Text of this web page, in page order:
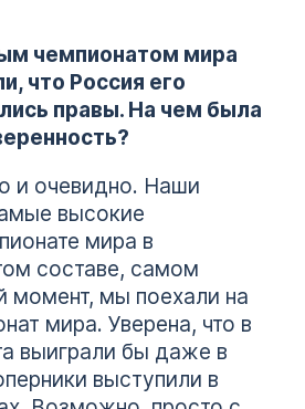
чемпионатом мира
что Россия его
правы. На чем была
и очевидно. Наши
высокие
мира в
составе, самом
момент, мы поехали на
мира. Уверена, что в
выиграли бы даже в
выступили в